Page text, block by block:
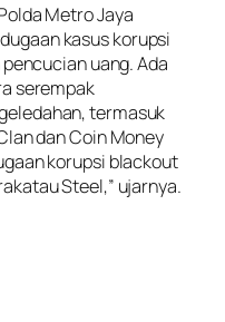
Metro Jaya
kasus korupsi
uang. Ada
serempak
termasuk
dan Coin Money
korupsi blackout
Steel,” ujarnya.